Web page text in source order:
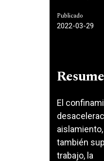
Publicado
2022-03-29
El
aislamiento,
también
trabajo, la